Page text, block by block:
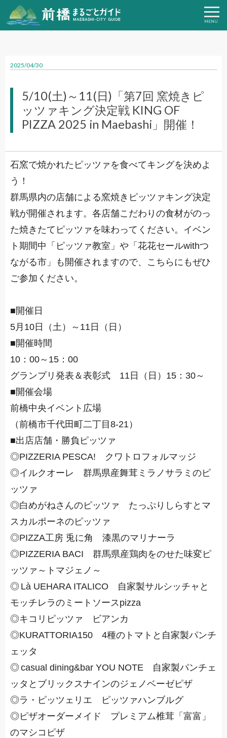
2025/04/30
5/10(土)～11(日)「第7回 窯焼きピ
ッツァキング決定戦 KING OF
PIZZA 2025 in Maebashi」開催！
石窯で焼かれたピッツァを食べてキングを決めよ
う！
群馬県内の店舗による窯焼きピッツァキング決定
戦が開催されます。各店舗こだわりの食材がのっ
た焼きたてピッツァを味わってください。イベン
ト期間中「 ピッツァ教室 」や「 花花セールwithつ
ながる市 」も開催されますので、こちらにもぜひ
ご参加ください。
■開催日
5月10日（土）～11日（日）
■開催時間
10：00～15：00
グランプリ発表＆表彰式 11日（日）15：30～
■開催会場
前橋中央イベント広場
（前橋市千代田町二丁目8-21）
■出店店舗・勝負ピッツァ
◎PIZZERIA PESCA! クワトロフォルマッジ
◎イルクオーレ 群馬県産舞茸ミラノサラミのピ
ッツァ
◎白めがねさんのピッツァ たっぷりしらすとマ
スカルポーネのピッツァ
◎PIZZA工房 兎に角 漆黒のマリナーラ
◎PIZZERIA BACI 群馬県産鶏肉をのせた味変ピ
ッツァ～トマジェノ～
◎ Là UEHARA ITALICO 自家製サルシッチャと
モッチレラのミートソースpizza
◎キコリピッツァ ビアンカ
◎KURATTORIA150 4種のトマトと自家製パンチ
ェッタ
◎ casual dining&bar YOU NOTE 自家製パンチェ
ッタとブリックスナインのジェノベーゼピザ
◎ラ・ピッツェリエ ピッツァハンブルグ
◎ピザオーダーメイド プレミアム椎茸「富富」
のマシコピザ